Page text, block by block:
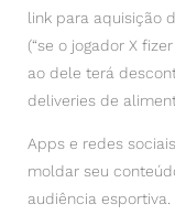
link para aquisição
(“se o jogador X
ao dele terá
deliveries de
Apps e redes
moldar seu
audiência